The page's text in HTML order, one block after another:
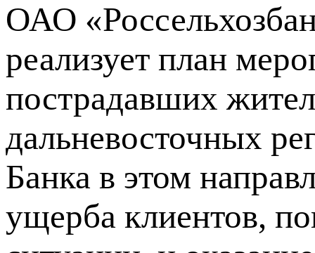
ОАО
реализует план
пострадавших
дальневосточных
Банка в этом
ущерба клиентов,